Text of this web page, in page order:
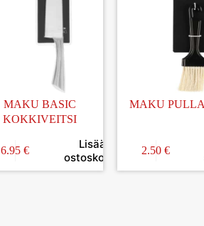
MAKU BASIC
KOKKIVEITSI
6.95€
Lisää
ostoskoriin
MAKU
2.50€